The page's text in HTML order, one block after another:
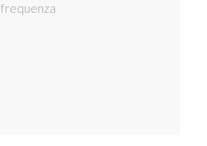
frequenza